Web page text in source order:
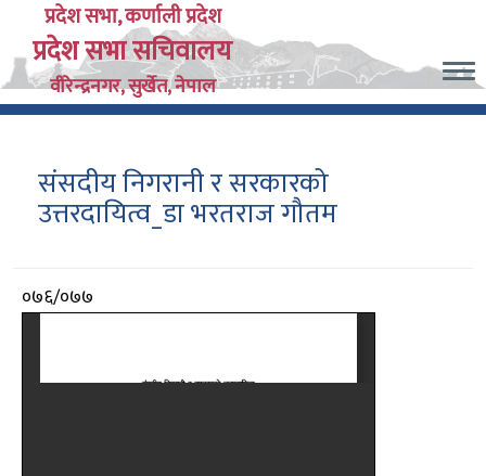
main
content
प्रदेश सभा, कर्णाली प्रदेश
प्रदेश सभा सचिवालय
वीरेन्द्रनगर, सुर्खेत, नेपाल
संसदीय निगरानी र सरकारको
उत्तरदायित्व_डा भरतराज गौतम
आर्थिक
०७६/०७७